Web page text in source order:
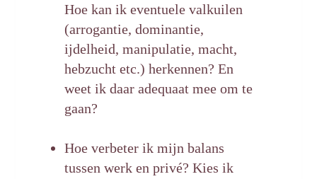
Hoe kan ik eventuele valkuilen
(arrogantie, dominantie,
ijdelheid, manipulatie, macht,
hebzucht etc.) herkennen? En
weet ik daar adequaat mee om te
gaan?
Hoe verbeter ik mijn balans
tussen werk en privé? Kies ik